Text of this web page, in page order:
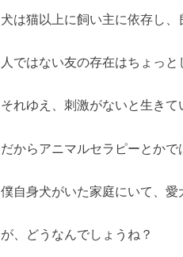
犬は猫以上に飼い主に依存し、
人ではない友の存在はちょっ
それゆえ、刺激がないと生きて
だからアニマルセラピーとかで
僕自身犬がいた家庭にいて、愛
が、どうなんでしょうね？